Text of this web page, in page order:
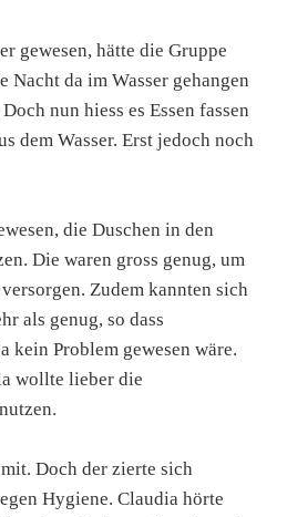
gewesen, hätte die Gruppe
da im Wasser gehangen
nun hiess es Essen fassen
dem Wasser. Erst jedoch noch
die Duschen in den
Die waren gross genug, um
Zudem kannten sich
als genug, so dass
kein Problem gewesen wäre.
wollte lieber die
Doch der zierte sich
Hygiene. Claudia hörte